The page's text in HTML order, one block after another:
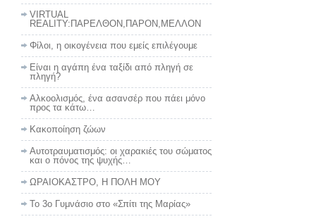
VIRTUAL
REALITY:ΠΑΡΕΛΘΟΝ,ΠΑΡΟΝ,ΜΕΛΛΟΝ
Φίλοι, η οικογένεια που εμείς επιλέγουμε
Είναι η αγάπη ένα ταξίδι από πληγή σε
πληγή?
Αλκοολισμός, ένα ασανσέρ που πάει μόνο
προς τα κάτω…
Κακοποίηση ζώων
Αυτοτραυματισμός: οι χαρακιές του σώματος
και ο πόνος της ψυχής…
ΩΡΑΙΟΚΑΣΤΡΟ, Η ΠΟΛΗ ΜΟΥ
To 3ο Γυμνάσιο στο «Σπίτι της Μαρίας»